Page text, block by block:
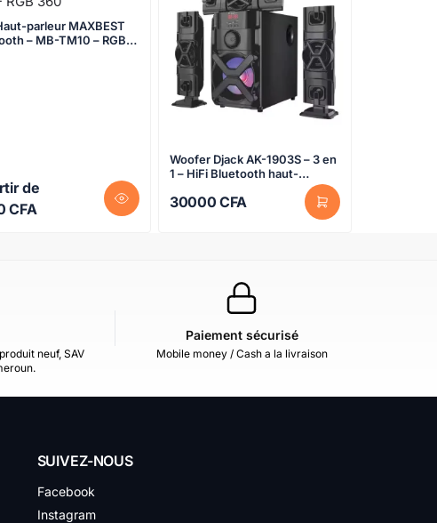
parleur MAXBEST
– RGB
de
CFA
Woofer Djack AK-1903S – 3 en
1 – HiFi Bluetooth haut-
Cameroun
30000CFA
neuf, SAV
Paiement sécurisé
Mobile money / Cash a la livraison
SUIVEZ-NOUS
Facebook
Instagram